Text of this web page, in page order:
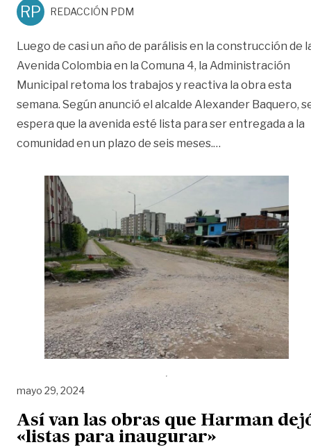
RP REDACCIÓN PDM
Luego de casi un año de parálisis en la construcción de
Avenida Colombia en la Comuna 4, la Administración
Municipal retoma los trabajos y reactiva la obra esta
semana. Según anunció el alcalde Alexander Baquero,
espera que la avenida esté lista para ser entregada a la
comunidad en un plazo de seis meses.…
mayo 29, 2024
Así van las obras que Harman
«listas para inaugurar»